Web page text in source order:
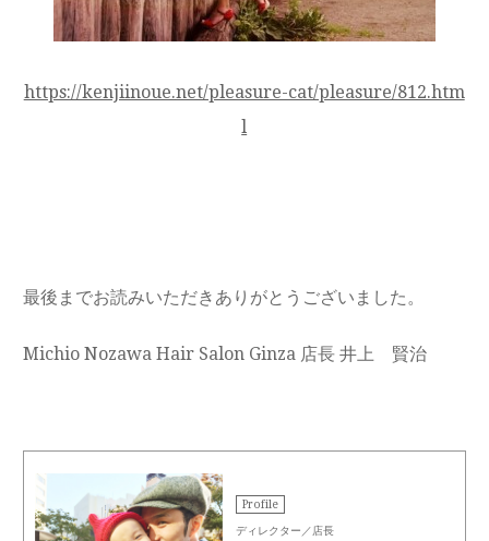
https://kenjiinoue.net/pleasure-cat/pleasure/812.htm
l
最後までお読みいただきありがとうございました。
Michio Nozawa Hair Salon Ginza 店長 井上 賢治
Profile
ディレクター／店長